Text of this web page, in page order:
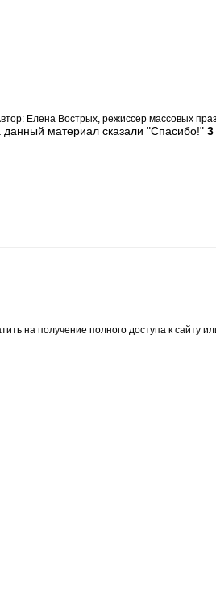
Елена Вострых, режиссер массовых
данный материал сказали "Спасибо!" 3
на получение полного доступа к сайту